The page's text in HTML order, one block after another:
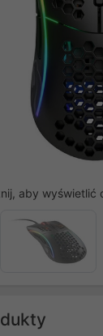
aby wyświetlić